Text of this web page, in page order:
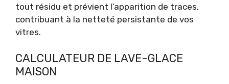
tout résidu et prévient l’apparition de traces,
contribuant à la netteté persistante de vos
vitres.
CALCULATEUR DE LAVE-GLACE
MAISON